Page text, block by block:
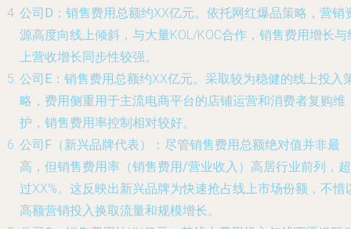
公司D ：销售费用总额约XX亿元。依托网红爆品策略，营销
源高度向线上倾斜，与大量KOL/KOC合作，销售费用增长与
上营收增长同步性较强。
公司E ：销售费用总额约XX亿元。采取较为稳健的线上投入
略，费用侧重用于主流电商平台的店铺运营和消费者复购维
护，销售费用率控制相对较好。
公司F （新兴品牌代表）：尽管销售费用总额绝对值并非最
高，但销售费用率（销售费用/营业收入）高居行业前列 ，超
过XX%。这反映出新兴品牌为快速抢占线上市场份额，不惜
高额营销投入换取流量和规模增长。